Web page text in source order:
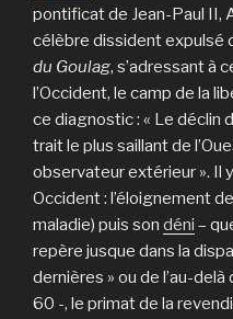
pontificat de Jean-Paul II,
célèbre dissident expulsé
du Goulag, s’adressant à
l’Occident, le camp de la
ce diagnostic : « Le déclin
trait le plus saillant de
observateur extérieur ». Il
Occident : l’éloignement
maladie) puis son déni –
repère jusque dans la
dernières » ou de l’au-
60 -, le primat de la